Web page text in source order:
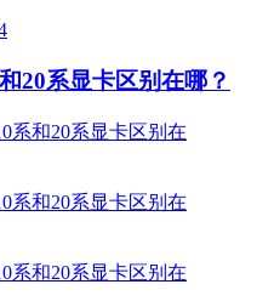
20系显卡区别在哪？